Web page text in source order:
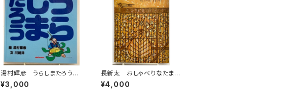
湯村輝彦 うらしまたろう
川崎洋 1989年 初版 ミ
キハウス
¥3,000
長新太 おしゃべりなたまご
やき 寺村輝夫 こどものと
も「母の友」絵本35 1959
¥4,000